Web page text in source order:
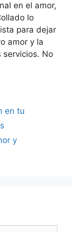
en el amor,
lo
para dejar
amor y la
No
en tu
y